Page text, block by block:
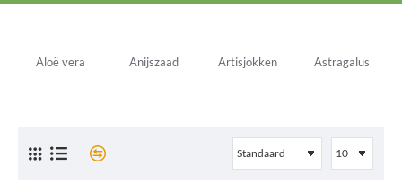
Aloë vera Anijszaad Artisjokken Astragalus